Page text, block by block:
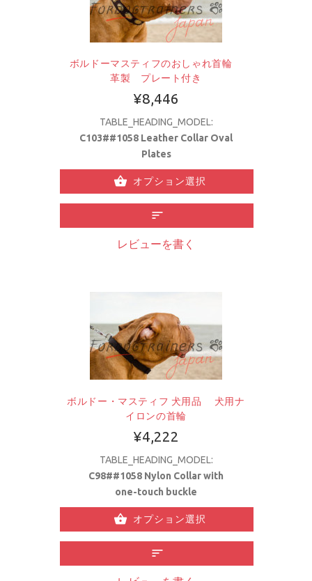
ボルドーマスティフのおしゃれ首輪
革製 プレート付き
¥8,446
TABLE_HEADING_MODEL:
C103##1058 Leather Collar Oval
Plates
オプション選択
レビューを書く
ボルドー・マスティフ 犬用品 犬用ナ
イロンの首輪
¥4,222
TABLE_HEADING_MODEL:
C98##1058 Nylon Collar with
one-touch buckle
オプション選択